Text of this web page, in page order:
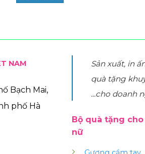
NAM
Bạch Mai,
phố Hà
Sản xuất, in
quà tặng
...cho doanh
Bộ quà tặng cho
nữ